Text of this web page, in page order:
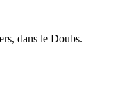
dans le Doubs.